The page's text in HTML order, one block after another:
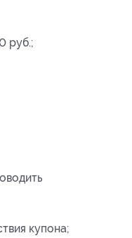
руб.;
купона;